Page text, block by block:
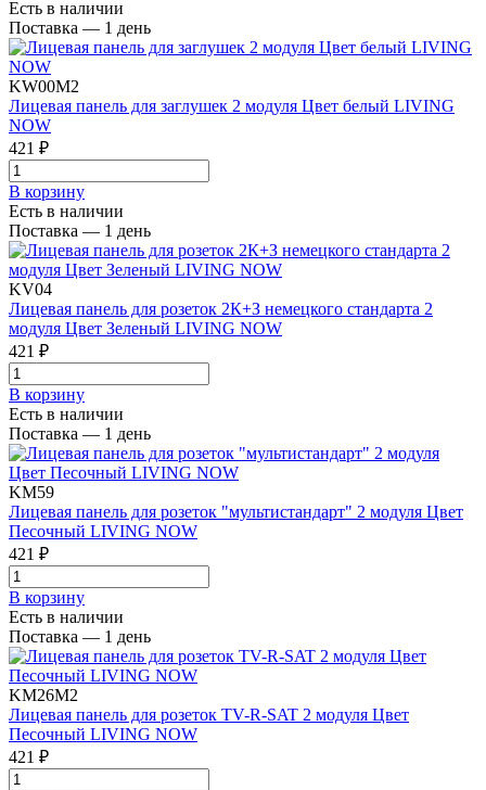
Есть в наличии
Поставка — 1 день
KW00M2
Лицевая панель для заглушек 2 модуля Цвет белый LIVING
NOW
421 ₽
В корзинy
Есть в наличии
Поставка — 1 день
KV04
Лицевая панель для розеток 2К+З немецкого стандарта 2
модуля Цвет Зеленый LIVING NOW
421 ₽
В корзинy
Есть в наличии
Поставка — 1 день
KM59
Лицевая панель для розеток "мультистандарт" 2 модуля Цвет
Песочный LIVING NOW
421 ₽
В корзинy
Есть в наличии
Поставка — 1 день
KM26M2
Лицевая панель для розеток TV-R-SAT 2 модуля Цвет
Песочный LIVING NOW
421 ₽